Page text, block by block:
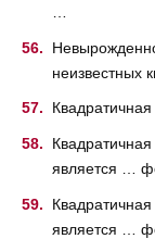
неизвестных
является …
является …